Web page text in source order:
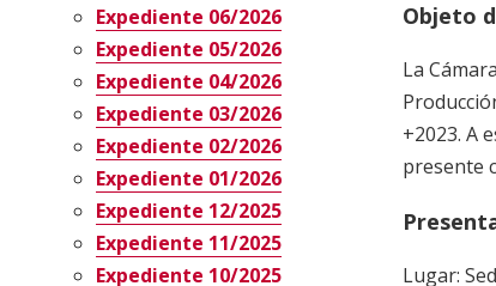
Expediente 06/2026
Expediente 05/2026
Expediente 04/2026
Expediente 03/2026
Expediente 02/2026
Expediente 01/2026
Expediente 12/2025
Expediente 11/2025
Expediente 10/2025
Objeto
La
+2023. A
presente
Lugar: